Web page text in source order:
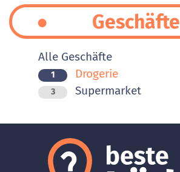
Geschäfte
Alle Geschäfte
1 Drogerie
3 Supermarket